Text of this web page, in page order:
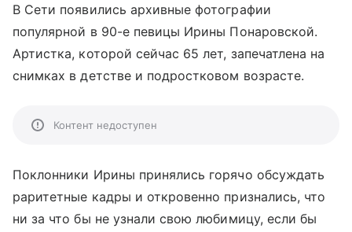
В Сети появились архивные фотографии
популярной в 90-е певицы Ирины Понаровской.
Артистка, которой сейчас 65 лет, запечатлена на
снимках в детстве и подростковом возрасте.
Контент недоступен
Поклонники Ирины принялись горячо обсуждать
раритетные кадры и откровенно признались, что
ни за что бы не узнали свою любимицу, если бы